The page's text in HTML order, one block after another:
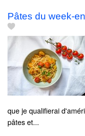
Pâtes du week-
que je qualifierai
pâtes et...